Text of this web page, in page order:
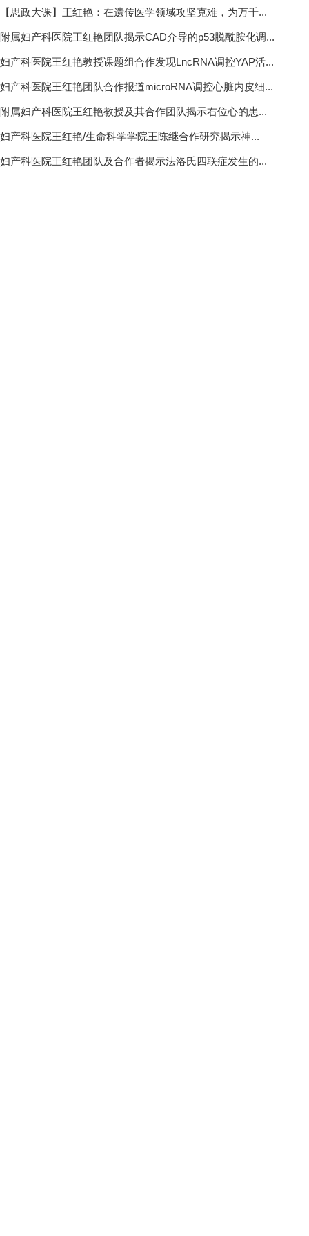
【思政大课】王红艳：在遗传医学领域攻坚克难，为万千...
附属妇产科医院王红艳团队揭示CAD介导的p53脱酰胺化调...
妇产科医院王红艳教授课题组合作发现LncRNA调控YAP活...
妇产科医院王红艳团队合作报道microRNA调控心脏内皮细...
附属妇产科医院王红艳教授及其合作团队揭示右位心的患...
妇产科医院王红艳/生命科学学院王陈继合作研究揭示神...
妇产科医院王红艳团队及合作者揭示法洛氏四联症发生的...